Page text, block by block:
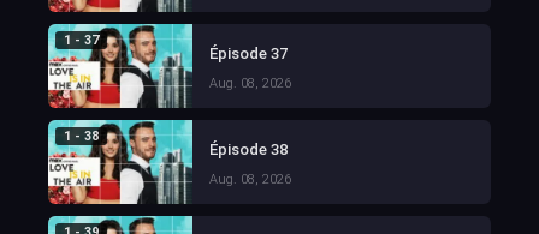
1 - 37
Épisode 37
Aug. 08, 2026
1 - 38
Épisode 38
Aug. 08, 2026